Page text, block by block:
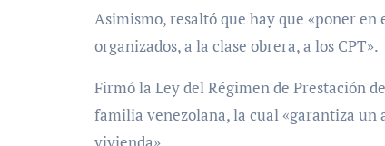
Asimismo, resaltó que hay que «poner
organizados, a la clase obrera, a los CPT».
Firmó la Ley del Régimen de Prestación
familia venezolana, la cual «garantiza un